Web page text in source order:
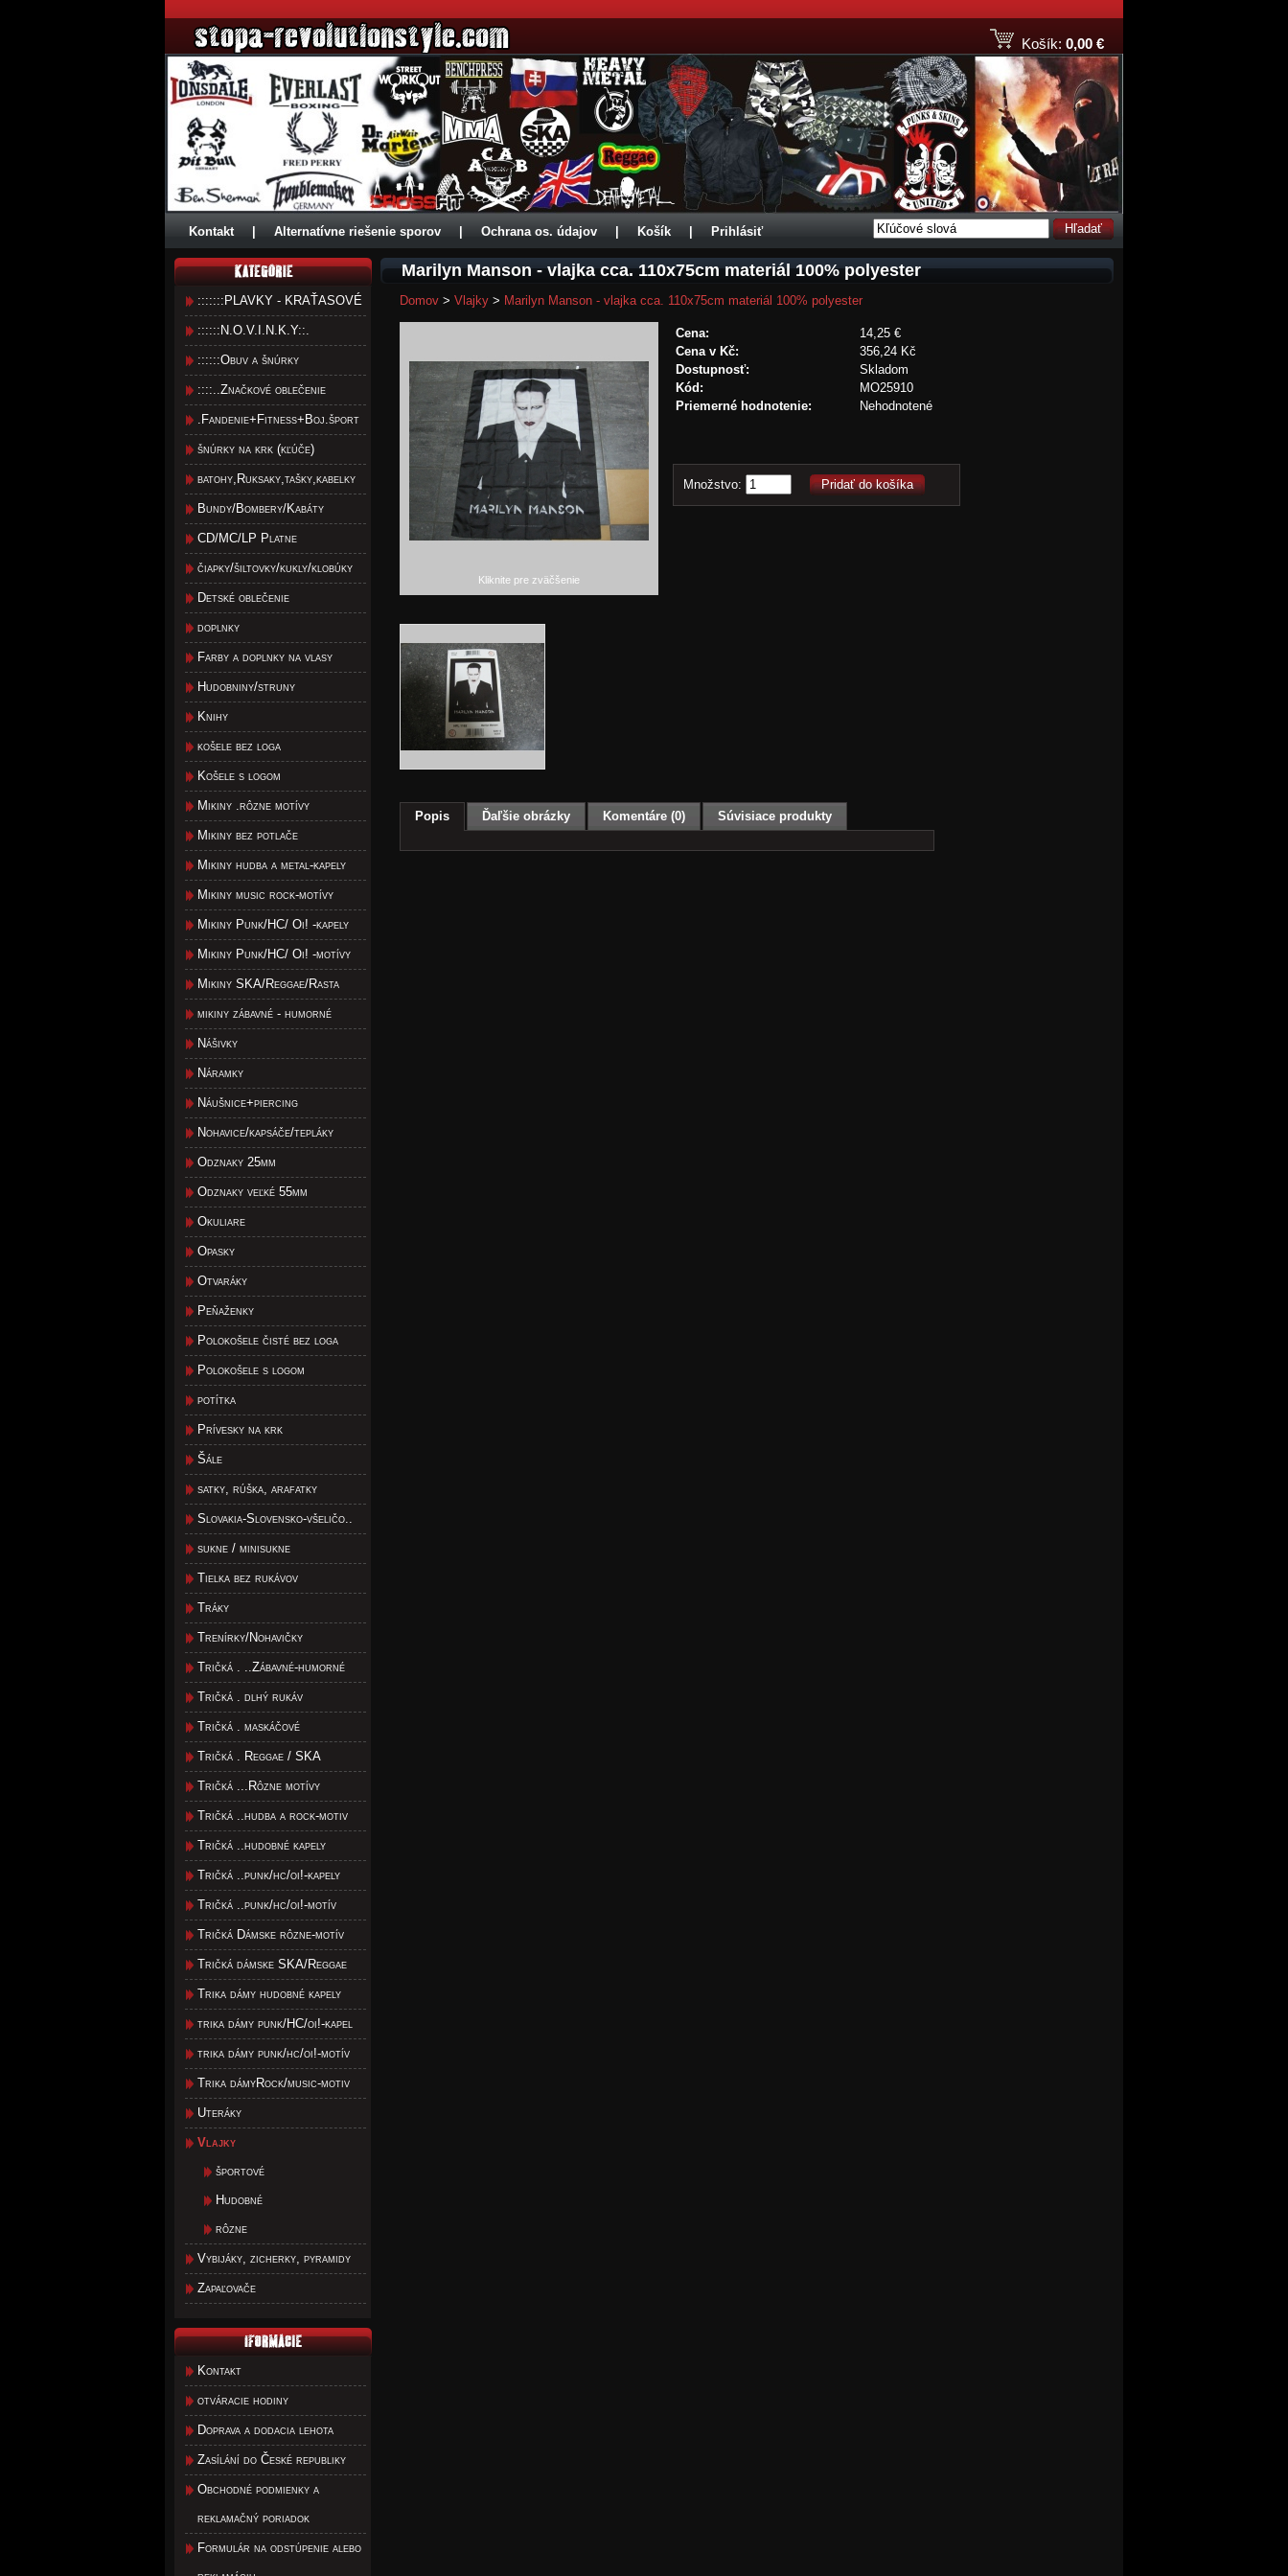
Košík: 0,00 €
Kontakt Alternatívne riešenie sporov Ochrana os. údajov Košík Prihlásiť Hľadať
:::::::PLAVKY - KRAŤASOVÉ
::::::N.O.V.I.N.K.Y::.
::::::Obuv a šnúrky
::::..Značkové oblečenie
.Fandenie+Fitness+Boj.šport
šnúrky na krk (kľúče)
batohy,Ruksaky,tašky,kabelky
Bundy/Bombery/Kabáty
CD/MC/LP Platne
čiapky/šiltovky/kukly/klobúky
Detské oblečenie
doplnky
Farby a doplnky na vlasy
Hudobniny/struny
Knihy
košele bez loga
Košele s logom
Mikiny .rôzne motívy
Mikiny bez potlače
Mikiny hudba a metal-kapely
Mikiny music rock-motívy
Mikiny Punk/HC/ Oi! -kapely
Mikiny Punk/HC/ Oi! -motívy
Mikiny SKA/Reggae/Rasta
mikiny zábavné - humorné
Nášivky
Náramky
Náušnice+piercing
Nohavice/kapsáče/tepláky
Odznaky 25mm
Odznaky veľké 55mm
Okuliare
Opasky
Otvaráky
Peňaženky
Polokošele čisté bez loga
Polokošele s logom
potítka
Prívesky na krk
Šále
satky, rúška, arafatky
Slovakia-Slovensko-všeličo..
sukne / minisukne
Tielka bez rukávov
Tráky
Trenírky/Nohavičky
Tričká . ..Zábavné-humorné
Tričká . dlhý rukáv
Tričká . maskáčové
Tričká . Reggae / SKA
Tričká ...Rôzne motívy
Tričká ..hudba a rock-motiv
Tričká ..hudobné kapely
Tričká ..punk/hc/oi!-kapely
Tričká ..punk/hc/oi!-motív
Tričká Dámske rôzne-motív
Tričká dámske SKA/Reggae
Trika dámy hudobné kapely
trika dámy punk/HC/oi!-kapel
trika dámy punk/hc/oi!-motív
Trika dámyRock/music-motiv
Uteráky
Vlajky
športové
Hudobné
rôzne
Vybijáky, zicherky, pyramidy
Zapaľovače
Kontakt
otváracie hodiny
Doprava a dodacia lehota
Zasílání do České republiky
Obchodné podmienky a
reklamačný poriadok
Formulár na odstúpenie alebo
Marilyn Manson - vlajka cca. 110x75cm materiál 100% polyester
Domov > Vlajky > Marilyn Manson - vlajka cca. 110x75cm materiál 100% polyester
Kliknite pre zväčšenie
Cena:
14,25 €
Cena v Kč:
356,24 Kč
Dostupnosť:
Skladom
Kód:
MO25910
Priemerné hodnotenie:
Nehodnotené
Množstvo: Pridať do košíka
Popis Ďaľšie obrázky Komentáre (0) Súvisiace produkty